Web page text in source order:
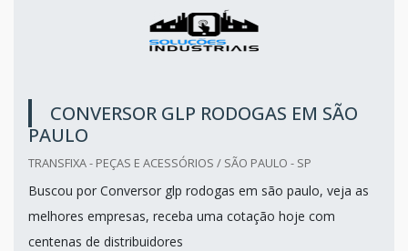
CONVERSOR GLP RODOGAS EM SÃO
PAULO
TRANSFIXA - PEÇAS E ACESSÓRIOS / SÃO PAULO - SP
Buscou por Conversor glp rodogas em são paulo, veja as
melhores empresas, receba uma cotação hoje com
centenas de distribuidores